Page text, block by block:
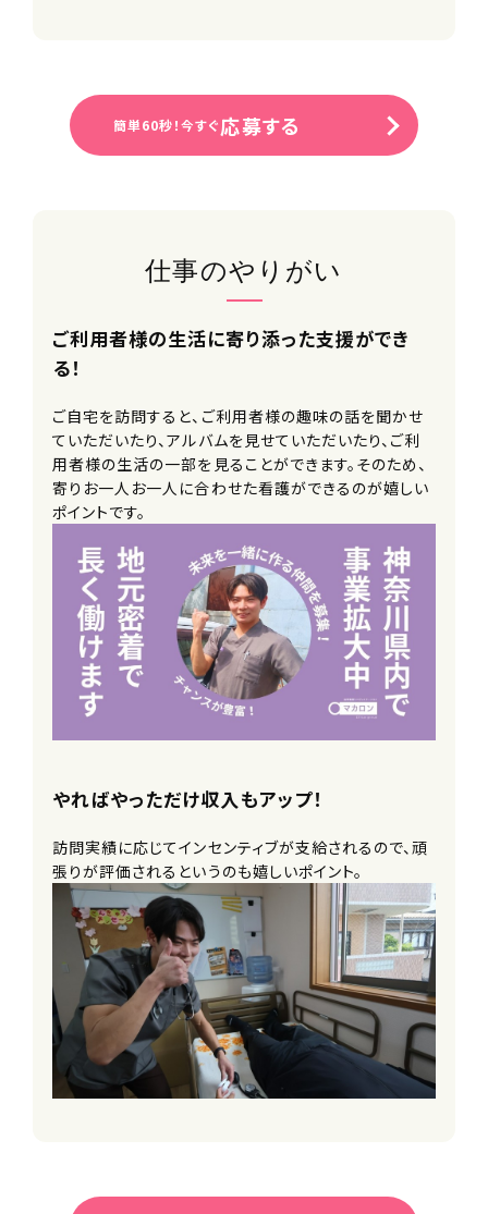
簡単60秒！今すぐ応募する
仕事のやりがい
ご利用者様の生活に寄り添った支援ができ
る！
ご自宅を訪問すると、ご利用者様の趣味の話を聞かせ
ていただいたり、アルバムを見せていただいたり、ご利
用者様の生活の一部を見ることができます。そのため、
寄りお一人お一人に合わせた看護ができるのが嬉しい
ポイントです。
やればやっただけ収入もアップ！
訪問実績に応じてインセンティブが支給されるので、頑
張りが評価されるというのも嬉しいポイント。